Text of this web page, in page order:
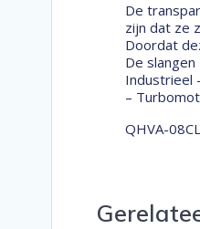
De
zijn dat ze
Doordat
De
Industrieel
–
QHVA-